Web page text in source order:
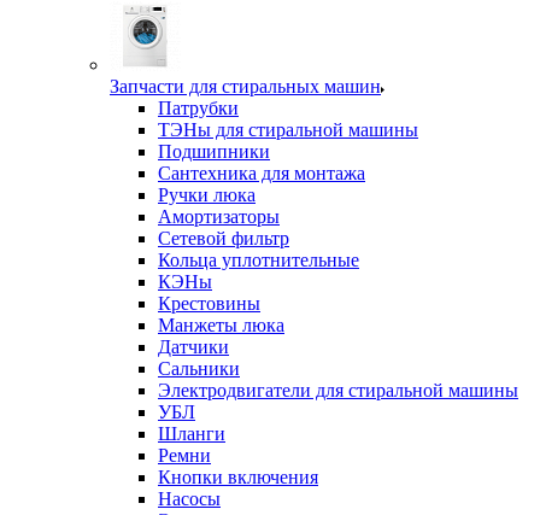
Запчасти для стиральных машин
Патрубки
ТЭНы для стиральной машины
Подшипники
Сантехника для монтажа
Ручки люка
Амортизаторы
Сетевой фильтр
Кольца уплотнительные
КЭНы
Крестовины
Манжеты люка
Датчики
Сальники
Электродвигатели для стиральной машины
УБЛ
Шланги
Ремни
Кнопки включения
Насосы